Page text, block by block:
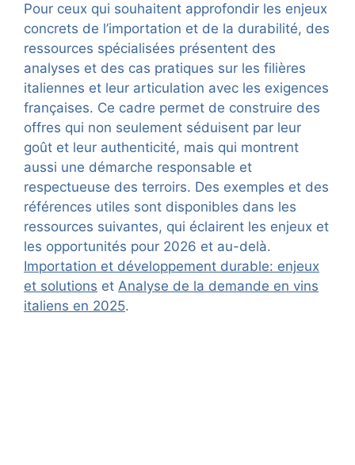
Pour ceux qui souhaitent approfondir les enjeux
concrets de l’importation et de la durabilité, des
ressources spécialisées présentent des
analyses et des cas pratiques sur les filières
italiennes et leur articulation avec les exigences
françaises. Ce cadre permet de construire des
offres qui non seulement séduisent par leur
goût et leur authenticité, mais qui montrent
aussi une démarche responsable et
respectueuse des terroirs. Des exemples et des
références utiles sont disponibles dans les
ressources suivantes, qui éclairent les enjeux et
les opportunités pour 2026 et au-delà.
Importation et développement durable: enjeux
et solutions et Analyse de la demande en vins
italiens en 2025.